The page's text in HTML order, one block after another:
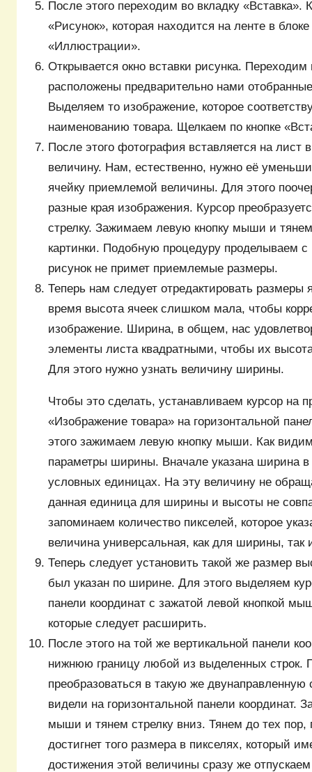
После этого переходим во вкладку «Вставка».
«Рисунок», которая находится на ленте в
«Иллюстрации».
Открывается окно вставки рисунка. Переходим
расположены предварительно нами
Выделяем то изображение, которое
наименованию товара. Щелкаем по кнопке
После этого фотография вставляется на лист
величину. Нам, естественно, нужно её
ячейку приемлемой величины. Для этого
разные края изображения. Курсор
стрелку. Зажимаем левую кнопку мыши и тянем
картинки. Подобную процедуру проделываем
рисунок не примет приемлемые размеры.
Теперь нам следует отредактировать размеры
время высота ячеек слишком мала, чтобы
изображение. Ширина, в общем, нас
элементы листа квадратными, чтобы их
Для этого нужно узнать величину ширины.
Чтобы это сделать, устанавливаем курсор на
«Изображение товара» на горизонтальной
этого зажимаем левую кнопку мыши. Как
параметры ширины. Вначале указана ширина в
условных единицах. На эту величину не
данная единица для ширины и высоты не
запоминаем количество пикселей, которое
величина универсальная, как для ширины, так
Теперь следует установить такой же размер
был указан по ширине. Для этого выделяем
панели координат с зажатой левой кнопкой
которые следует расширить.
После этого на той же вертикальной панели
нижнюю границу любой из выделенных строк.
преобразоваться в такую же двунаправленную
видели на горизонтальной панели координат.
мыши и тянем стрелку вниз. Тянем до тех пор,
достигнет того размера в пикселях, который
достижения этой величины сразу же